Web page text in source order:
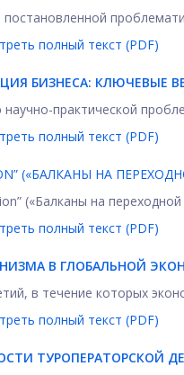
постановленной
полный текст (PDF)
БИЗНЕСА:
практической
полный текст (PDF)
(«БАЛКАНЫ НА
(«Балканы на
полный текст (PDF)
В ГЛОБАЛЬНОЙ
в течение которых
полный текст (PDF)
ТУРОПЕРАТОРСКОЙ